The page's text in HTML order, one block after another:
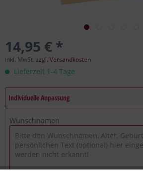
14,95 € *
inkl. MwSt. zzgl. Versandkosten
Lieferzeit 1-4 Tage
Individuelle Anpassung
Wunschnamen